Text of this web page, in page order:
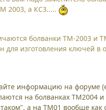
2003, а КС3.....
болванки ТМ-2003 и
для изготовления ключей
информацию на форуме
на болванках ТМ2004
а на ТМ01 вообще как